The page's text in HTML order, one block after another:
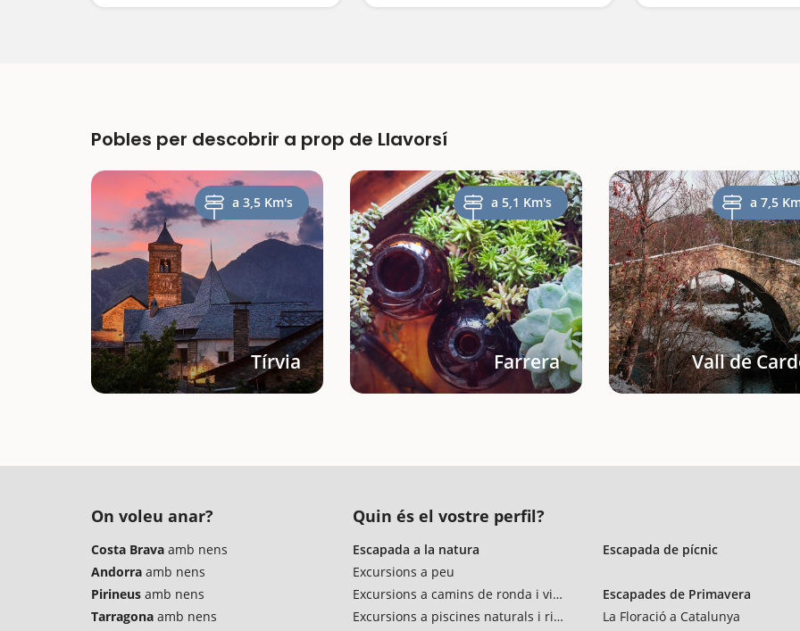
Pobles per descobrir a prop de Llavorsí
a 3,5 Km's
Tírvia
a 5,1 Km's
Farrera
a 7,5
Vall de
On voleu anar?
Costa Brava amb nens
Andorra amb nens
Pirineus amb nens
Tarragona amb nens
Quin és el vostre perfil?
Escapada a la natura
Excursions a peu
Excursions a camins de ronda i vies verdes
Excursions a piscines naturals i rius
Escapada de pícnic
Escapades de Primavera
La Floració a Catalunya